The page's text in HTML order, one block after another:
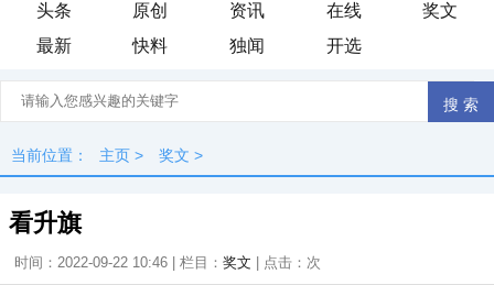
头条 原创 资讯 在线
奖文
最新
快料 独闻 开选
当前位置： 主页 > 奖文 >
看升旗
时间：2022-09-22 10:46 | 栏目： 奖文 | 点击： 次